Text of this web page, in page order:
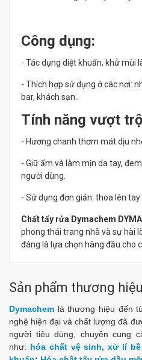
Công dụng:
- Tác dụng diệt khuẩn, khử mùi
- Thích hợp sử dụng ở các nơi:
bar, khách sạn..
Tính năng vượt
- Hương chanh thơm mát dịu
- Giữ ẩm và làm mịn da tay,
người dùng.
- Sử dụng đơn giản: thoa lên tay
Chất tẩy rửa Dymachem
phong thái trang nhã và sự hài
đáng là lựa chọn hàng đầu cho
Sản phẩm thương
Dymachem là thương hiệu đến
nghệ hiện đại và chất lượng đã
người tiêu dùng, chuyên cung
như: hóa chất vệ sinh, xử lí bề